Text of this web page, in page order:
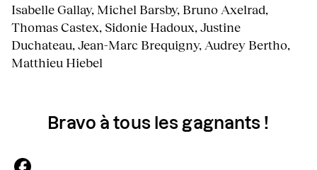
Isabelle Gallay, Michel Barsby, Bruno Axelrad,
Thomas Castex, Sidonie Hadoux, Justine
Duchateau, Jean-Marc Brequigny, Audrey Bertho,
Matthieu Hiebel
Bravo à tous les gagnants !